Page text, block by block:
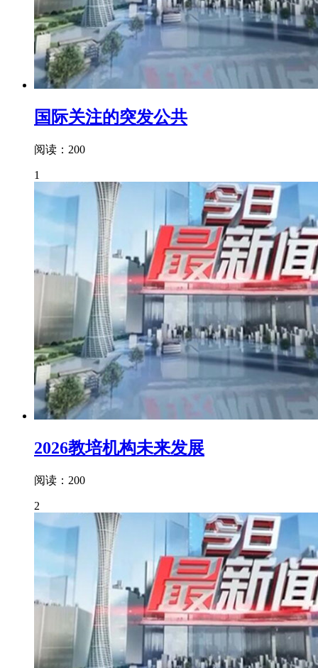
国际关注的突发公共
阅读：200
1
2026教培机构未来发展
阅读：200
2